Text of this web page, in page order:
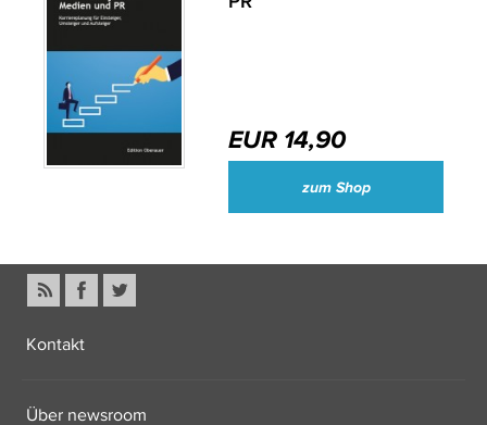
EUR 14,90
zum Shop
Kontakt
Über newsroom